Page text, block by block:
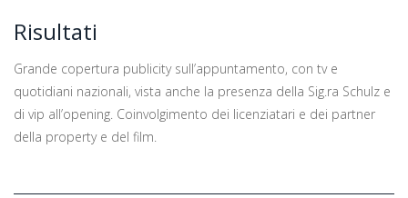
Risultati
Grande copertura publicity sull’appuntamento, con tv e
quotidiani nazionali, vista anche la presenza della Sig.ra Schulz e
di vip all’opening. Coinvolgimento dei licenziatari e dei partner
della property e del film.